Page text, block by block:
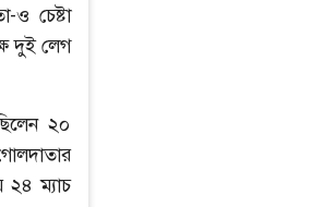
চেষ্টা
দুই লেগ
২০
২৪ ম্যাচ